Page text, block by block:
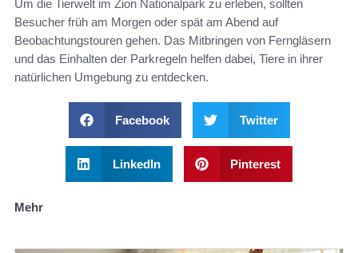
Um die Tierwelt im Zion Nationalpark zu erleben, sollten
Besucher früh am Morgen oder spät am Abend auf
Beobachtungstouren gehen. Das Mitbringen von Ferngläsern
und das Einhalten der Parkregeln helfen dabei, Tiere in ihrer
natürlichen Umgebung zu entdecken.
Facebook Twitter
LinkedIn Pinterest
Mehr